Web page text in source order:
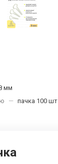
мм
— пачка 100 шт